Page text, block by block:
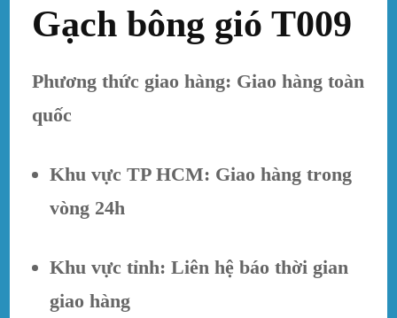
Gạch bông gió T009
Phương thức giao hàng: Giao hàng toàn
quốc
Khu vực TP HCM: Giao hàng trong
vòng 24h
Khu vực tỉnh: Liên hệ báo thời gian
giao hàng